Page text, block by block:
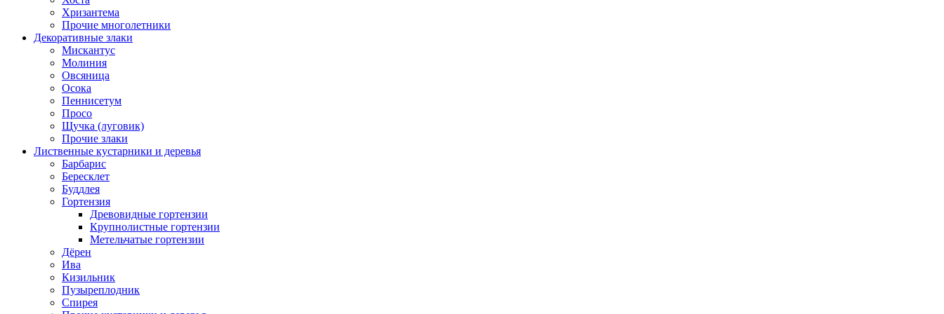
Хризантема
Прочие многолетники
Декоративные злаки
Мискантус
Молиния
Овсяница
Осока
Пеннисетум
Просо
Щучка (луговик)
Прочие злаки
Лиственные кустарники и деревья
Барбарис
Бересклет
Буддлея
Гортензия
Древовидные гортензии
Крупнолистные гортензии
Метельчатые гортензии
Дёрен
Ива
Кизильник
Пузыреплодник
Спирея